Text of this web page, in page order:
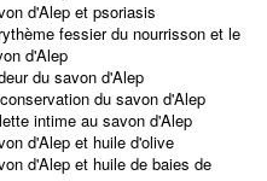
d'Alep et psoriasis
fessier du nourrisson et le
d'Alep
du savon d'Alep
du savon d'Alep
intime au savon d'Alep
d'Alep et huile d'olive
d'Alep et huile de baies de